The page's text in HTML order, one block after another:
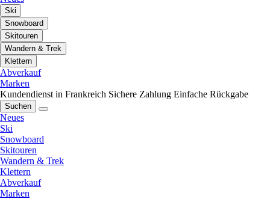
Ski
Snowboard
Skitouren
Wandern & Trek
Klettern
Abverkauf
Marken
Kundendienst in Frankreich Sichere Zahlung Einfache Rückgabe
Suchen
Neues
Ski
Snowboard
Skitouren
Wandern & Trek
Klettern
Abverkauf
Marken